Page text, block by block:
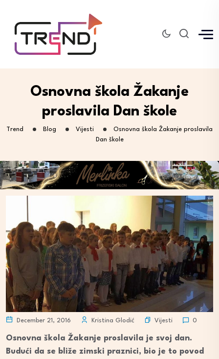
Osnovna škola Žakanje
proslavila Dan škole
Trend Blog Vijesti
Osnovna škola Žakanje proslavila
Dan škole
December 21, 2016 Kristina Glodić Vijesti 0
Osnovna škola Žakanje proslavila je svoj dan.
Budući da se bliže zimski praznici, bio je to povod